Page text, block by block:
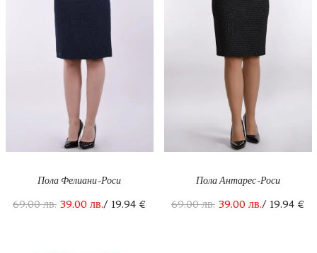
Пола Фелиани-Роси
69.00лв. 39.00 лв./ 19.94 €
Пола Антарес-Роси
69.00лв. 39.00 лв./ 19.94 €